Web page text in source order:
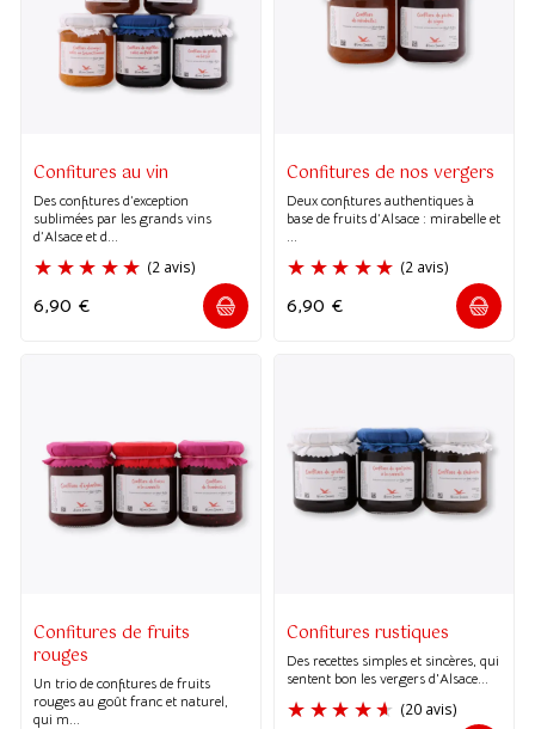
Confitures au vin
Des confitures d’exception
sublimées par les grands vins
d’Alsace et d...
(2 avis)
6,90 €
Confitures de nos vergers
Deux confitures authentiques à
base de fruits d’Alsace : mirabelle et
...
(2 avis)
6,90 €
Confitures de fruits
rouges
Un trio de confitures de fruits
rouges au goût franc et naturel,
qui m...
Confitures rustiques
Des recettes simples et sincères, qui
sentent bon les vergers d'Alsace...